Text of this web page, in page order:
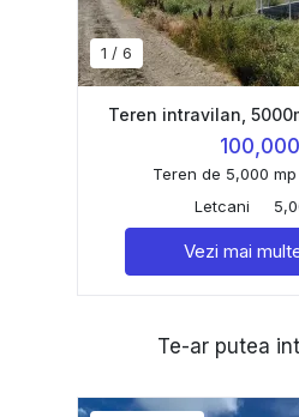
1 / 6
Teren intravilan,
Teren de 5,000
Letcani
Vezi mai
Te-ar putea